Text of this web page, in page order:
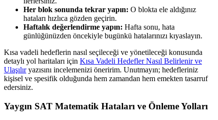
Her blok sonunda tekrar yapın: O blokta ele aldığınız
hataları hızlıca gözden geçirin.
Haftalık değerlendirme yapın: Hafta sonu, hata
günlüğünüzden öncekiyle bugünkü hatalarınızı kıyaslayın.
Kısa vadeli hedeflerin nasıl seçileceği ve yönetileceği konusunda
detaylı yol haritaları için Kısa Vadeli Hedefler Nasıl Belirlenir ve
Ulaşılıryazısını incelemenizi öneririm. Unutmayın; hedefleriniz
kişisel ve spesifik olduğunda hem zamandan hem emekten tasarruf
edersiniz.
Yaygın SAT Matematik Hataları ve Önleme Yolları